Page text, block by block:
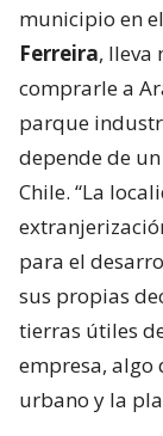
municipio en
Ferreira, lleva
comprarle a
parque
depende de
Chile. “La
para el
sus propias
tierras útiles
empresa,
urbano y la